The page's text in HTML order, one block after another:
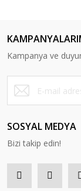
Kampanya ve
SOSYAL MEDYA
Bizi takip edin!